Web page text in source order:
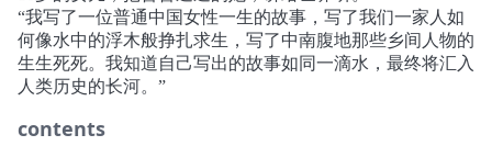
“我写了一位普通中国女性一生的故事，写了我们一家人如
何像水中的浮木般挣扎求生，写了中南腹地那些乡间人物的
生生死死。我知道自己写出的故事如同一滴水，最终将汇入
人类历史的长河。”
contents